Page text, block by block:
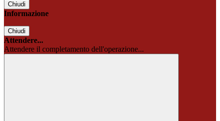
Chiudi
Informazione
Chiudi
Attendere...
Attendere il completamento dell'operazione...